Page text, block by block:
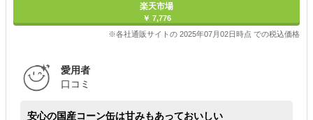
楽天市場
￥ 7,776
※各社通販サイトの 2025年07月02日時点 での税込価格
愛用者
口コミ
安心の国産コーン缶は甘みもあっておいしい